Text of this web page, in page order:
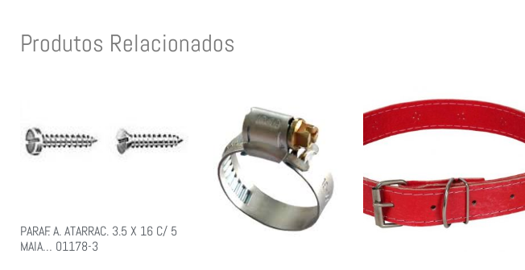
Produtos Relacionados
PARAF. A. ATARRAC. 3.5 X 16 C/ 5
MAIA… 01178-3